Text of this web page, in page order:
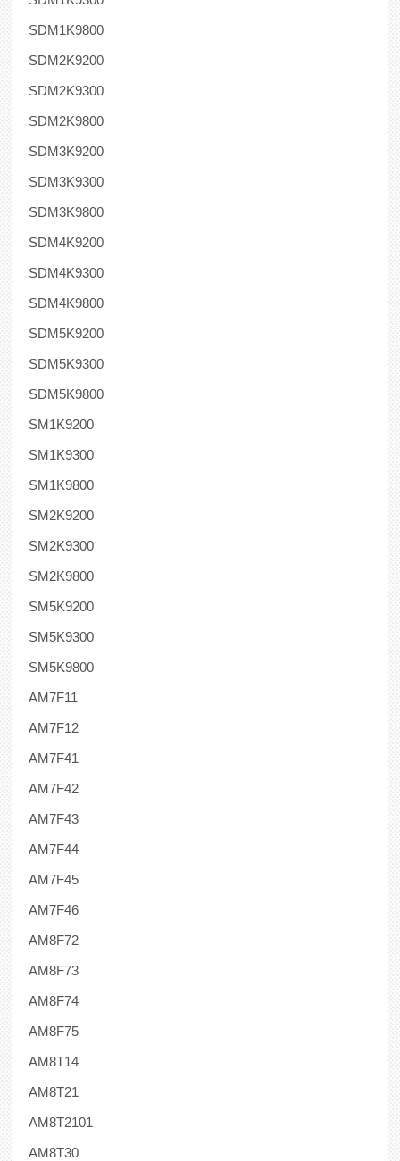
SDM1K9800
SDM2K9200
SDM2K9300
SDM2K9800
SDM3K9200
SDM3K9300
SDM3K9800
SDM4K9200
SDM4K9300
SDM4K9800
SDM5K9200
SDM5K9300
SDM5K9800
SM1K9200
SM1K9300
SM1K9800
SM2K9200
SM2K9300
SM2K9800
SM5K9200
SM5K9300
SM5K9800
AM7F11
AM7F12
AM7F41
AM7F42
AM7F43
AM7F44
AM7F45
AM7F46
AM8F72
AM8F73
AM8F74
AM8F75
AM8T14
AM8T21
AM8T2101
AM8T30